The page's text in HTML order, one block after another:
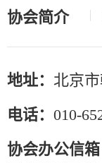
协会简介
地址： 北京
电话： 010-
协会办公信箱